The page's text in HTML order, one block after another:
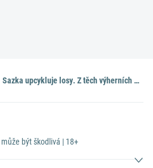
Sazka upcykluje losy. Z těch výherních vznikl nábytek i tenisky
být škodlivá | 18+